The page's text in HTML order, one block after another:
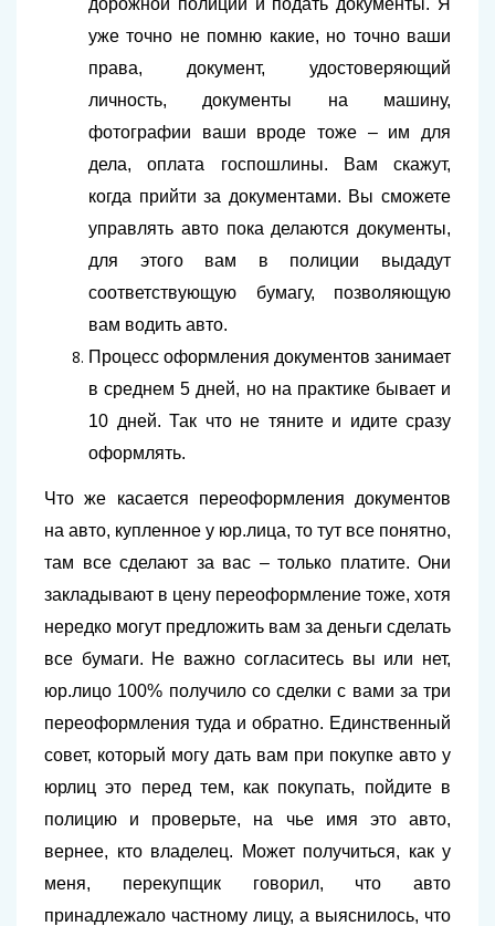
дорожной полиции и подать документы. Я
уже точно не помню какие, но точно ваши
права, документ, удостоверяющий
личность, документы на машину,
фотографии ваши вроде тоже – им для
дела, оплата госпошлины. Вам скажут,
когда прийти за документами. Вы сможете
управлять авто пока делаются документы,
для этого вам в полиции выдадут
соответствующую бумагу, позволяющую
вам водить авто.
Процесс оформления документов занимает
в среднем 5 дней, но на практике бывает и
10 дней. Так что не тяните и идите сразу
оформлять.
Что же касается переоформления документов
на авто, купленное у юр.лица, то тут все понятно,
там все сделают за вас – только платите. Они
закладывают в цену переоформление тоже, хотя
нередко могут предложить вам за деньги сделать
все бумаги. Не важно согласитесь вы или нет,
юр.лицо 100% получило со сделки с вами за три
переоформления туда и обратно. Единственный
совет, который могу дать вам при покупке авто у
юрлиц это перед тем, как покупать, пойдите в
полицию и проверьте, на чье имя это авто,
вернее, кто владелец. Может получиться, как у
меня, перекупщик говорил, что авто
принадлежало частному лицу, а выяснилось, что